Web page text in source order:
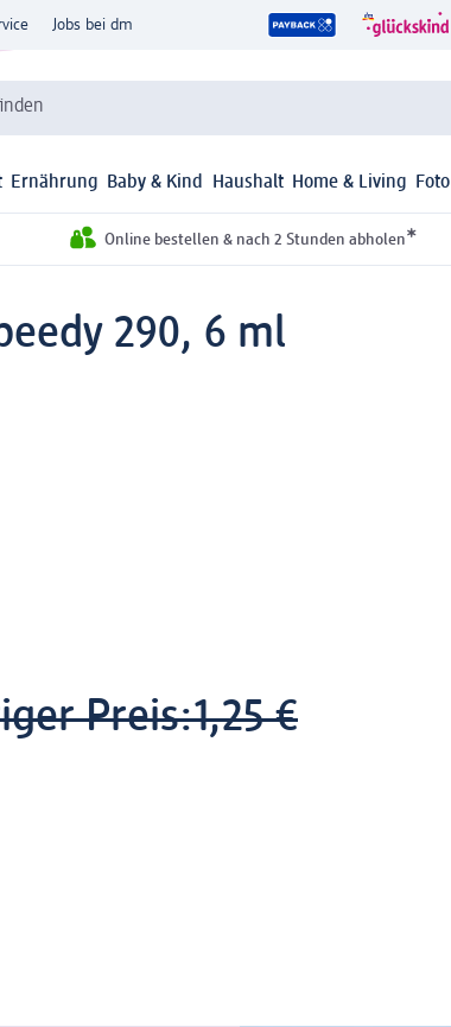
Jobs bei dm
Ernährung Baby & Kind Haushalt Home & Living Foto
Online bestellen & nach 2 Stunden abholen*
290, 6 ml
Preis:1,25 €